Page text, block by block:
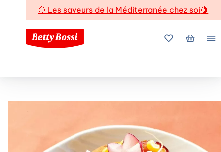
🍋 Les saveurs de la Méditerranée chez soi🍋
Mes favoris
Mon